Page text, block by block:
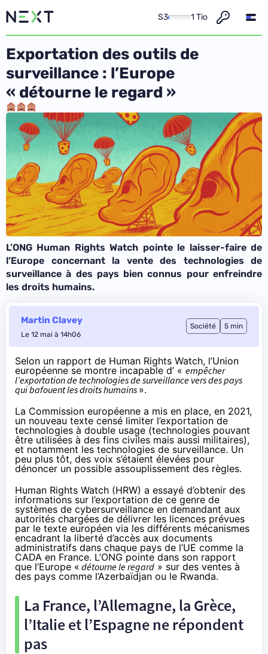
S3 1 Tio
Exportation des outils de
surveillance : l’Europe
« détourne le regard »
L’ONG Human Rights Watch pointe le laisser-faire de
l’Europe concernant la vente des technologies de
surveillance à des pays bien connus pour enfreindre
les droits humains.
Martin Clavey
Le 12 mai à 14h06
Société 5 min
Selon un rapport de Human Rights Watch, l’Union
européenne se montre incapable d’ « empêcher
l’exportation de technologies de surveillance vers des pays
qui bafouent les droits humains ».
La Commission européenne a mis en place, en 2021,
un nouveau texte censé limiter l’exportation de
technologies à double usage (technologies pouvant
être utilisées à des fins civiles mais aussi militaires),
et notamment les technologies de surveillance. Un
peu plus tôt, des voix s’étaient élevées pour
dénoncer un possible assouplissement des règles.
Human Rights Watch (HRW) a essayé d’obtenir des
informations sur l’exportation de ce genre de
systèmes de cybersurveillance en demandant aux
autorités chargées de délivrer les licences prévues
par le texte européen via les différents mécanismes
encadrant la liberté d’accès aux documents
administratifs dans chaque pays de l’UE comme la
CADA en France. L’ONG pointe dans son rapport
que l’Europe « détourne le regard » sur des ventes à
des pays comme l’Azerbaïdjan ou le Rwanda.
La France, l’Allemagne, la Grèce,
l’Italie et l’Espagne ne répondent
pas